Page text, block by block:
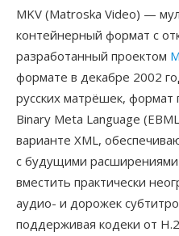
MKV (Matroska Video) —
контейнерный формат с
разработанный проектом
формате в декабре 2002
русских матрёшек, формат
Binary Meta Language
варианте XML,
с будущими расширениями
вместить практически
аудио- и дорожек
поддерживая кодеки от